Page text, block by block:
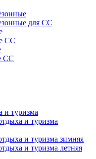
для СС
СС
СС
и туризма
и туризма
и туризма зимняя
и туризма летняя